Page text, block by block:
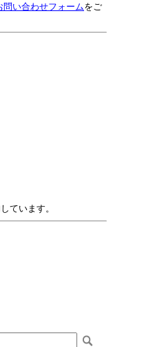
問い合わせフォームをご
ています。